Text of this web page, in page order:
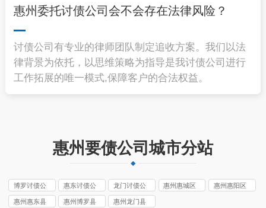
惠州委托讨债公司会不会存在法律风险？
讨债公司有专业的律师团队制定追收方案。我们以法
律背景为依托，以思维策略为指导是我讨债公司进行
工作拓展的唯一模式,保障客户的合法权益。
惠州要债公司城市分站
博罗讨债公
司
惠东讨债公
司
龙门讨债公
司
惠州惠城区
惠州惠阳区
惠州惠东县
惠州博罗县
惠州龙门县